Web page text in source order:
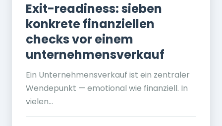
Exit-readiness: sieben
konkrete finanziellen
checks vor einem
unternehmensverkauf
Ein Unternehmensverkauf ist ein zentraler
Wendepunkt — emotional wie finanziell. In
vielen...